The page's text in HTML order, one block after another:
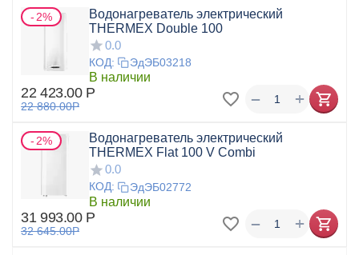
2%
Водонагреватель электрический
THERMEX Double 100
0.0
КОД: ЭдЭБ03218
В наличии
22 423.00 Р
22 880.00Р +
−
2%
Водонагреватель электрический
THERMEX Flat 100 V Combi
0.0
КОД: ЭдЭБ02772
В наличии
31 993.00 Р
32 645.00Р +
−